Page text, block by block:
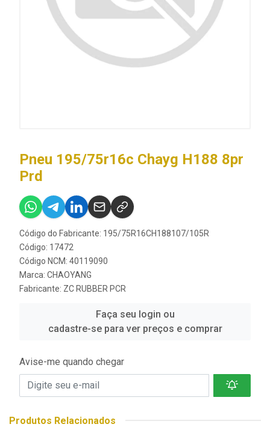
Pneu 195/75r16c Chayg H188 8pr
Prd
Código do Fabricante: 195/75R16CH188107/105R
Código: 17472
Código NCM: 40119090
Marca: CHAOYANG
Fabricante: ZC RUBBER PCR
Faça seu login ou
cadastre-se para ver preços e comprar
Avise-me quando chegar
Produtos Relacionados